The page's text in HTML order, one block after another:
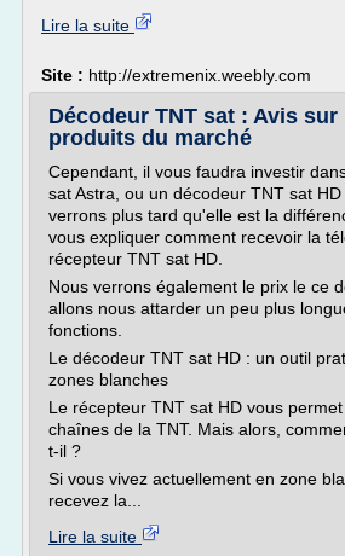
Lire la suite
Site : http://extremenix.weebly.com
Décodeur TNT sat : Avis
produits du marché
Cependant, il vous faudra investir
sat Astra, ou un décodeur TNT sat
verrons plus tard qu'elle est la
vous expliquer comment recevoir la
récepteur TNT sat HD.
Nous verrons également le prix le ce
allons nous attarder un peu plus
fonctions.
Le décodeur TNT sat HD : un outil
zones blanches
Le récepteur TNT sat HD vous
chaînes de la TNT. Mais alors,
t-il ?
Si vous vivez actuellement en zone
recevez la...
Lire la suite